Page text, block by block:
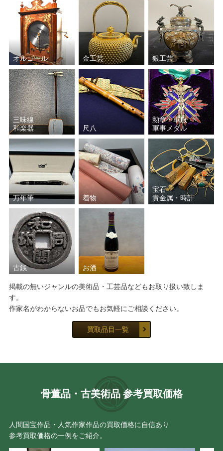
オルゴール 金工芸 銀工芸
三味線
和楽器
尺八
勲章・軍服
軍事メダル
万年筆 着物
宝石
貴金属・時計
古銭 お酒
掲載の無いジャンルの美術品・工芸品などもお取り扱い致しま
す。
作家名がわからないお品でもお気軽にご相談ください。
買取品目一覧
骨董品・古美術品 参考買取価格
人間国宝作品・人気作家作品の買取価格に自信あり
参考買取価格の一例をご紹介。